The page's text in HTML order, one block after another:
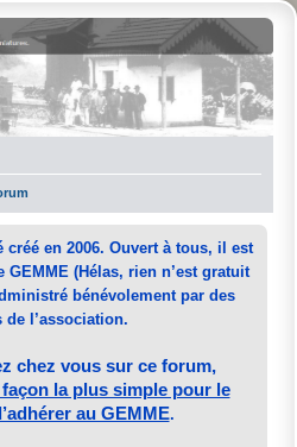
créé en 2006. Ouvert à tous, il est
(Hélas, rien n’est gratuit
bénévolement par des
de l’association.
chez vous sur ce forum,
façon la plus simple pour le
au GEMME.